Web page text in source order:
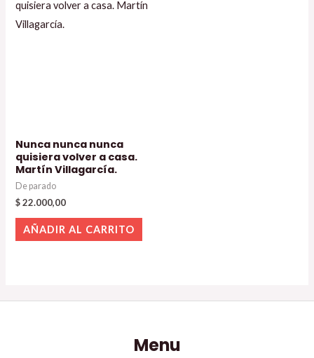
Nunca nunca nunca
quisiera volver a casa.
Martín Villagarcía.
De parado
$22.000,00
AÑADIR AL CARRITO
Menu